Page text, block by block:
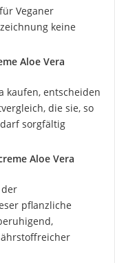
Veganer
keine
Aloe Vera
kaufen, entscheiden
die sie, so
sorgfältig
Aloe Vera
pflanzliche